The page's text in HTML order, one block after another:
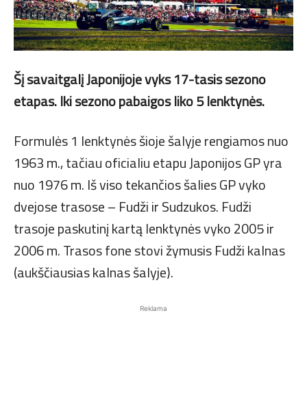
Šį savaitgalį Japonijoje vyks 17-tasis sezono
etapas. Iki sezono pabaigos liko 5 lenktynės.
Formulės 1 lenktynės šioje šalyje rengiamos nuo
1963 m., tačiau oficialiu etapu Japonijos GP yra
nuo 1976 m. Iš viso tekančios šalies GP vyko
dvejose trasose – Fudži ir Sudzukos. Fudži
trasoje paskutinį kartą lenktynės vyko 2005 ir
2006 m. Trasos fone stovi žymusis Fudži kalnas
(aukščiausias kalnas šalyje).
Reklama